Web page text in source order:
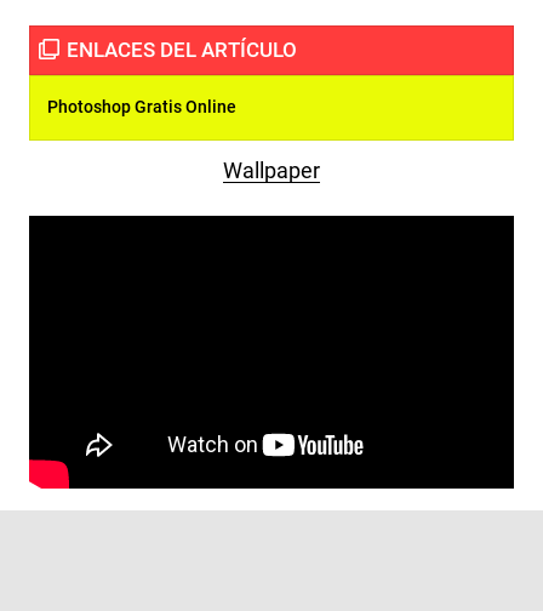
Photoshop Gratis Online
Wallpaper